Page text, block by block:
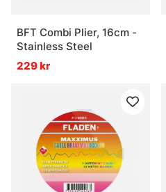
BFT Combi Plier, 16cm -
Stainless Steel
229 kr